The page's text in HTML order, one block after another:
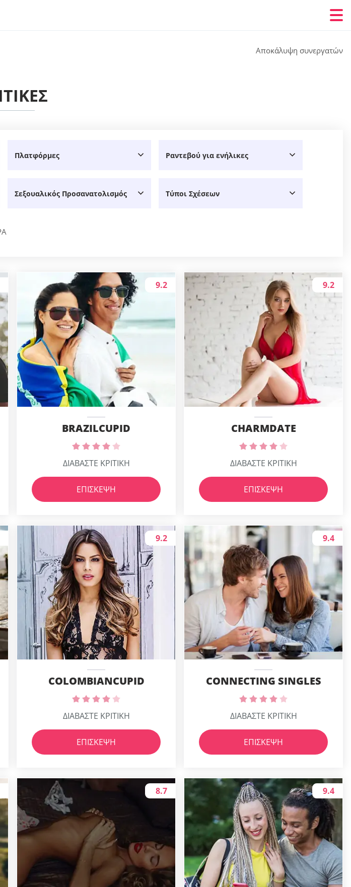
Αποκάλυψη συνεργατών
Πλατφόρμες Ραντεβού για ενήλικες
Σεξουαλικός Προσανατολισμός Τύποι Σχέσεων
BRAZILCUPID
9.2
ΔΙΑΒΑΣΤΕ ΚΡΙΤΙΚΗ
ΕΠΊΣΚΕΨΗ
CHARMDATE
9.2
ΔΙΑΒΑΣΤΕ ΚΡΙΤΙΚΗ
ΕΠΊΣΚΕΨΗ
COLOMBIANCUPID
9.2
ΔΙΑΒΑΣΤΕ ΚΡΙΤΙΚΗ
ΕΠΊΣΚΕΨΗ
CONNECTING SINGLES
9.4
ΔΙΑΒΑΣΤΕ ΚΡΙΤΙΚΗ
ΕΠΊΣΚΕΨΗ
8.7 9.4